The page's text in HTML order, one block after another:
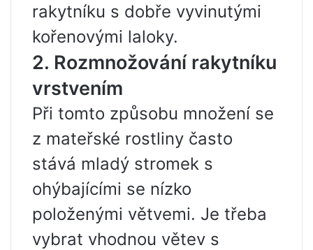
rakytníku s dobře vyvinutými
kořenovými laloky.
2. Rozmnožování rakytníku
vrstvením
Při tomto způsobu množení se
z mateřské rostliny často
stává mladý stromek s
ohýbajícími se nízko
položenými větvemi. Je třeba
vybrat vhodnou větev s